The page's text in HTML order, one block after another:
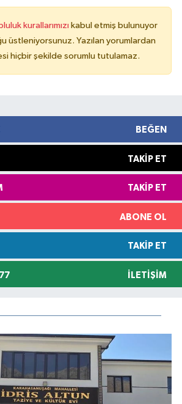
kurallarımızı kabul etmiş bulunuyor
üstleniyorsunuz. Yazılan yorumlardan
hiçbir şekilde sorumlu tutulamaz.
BEĞEN
TAKIP ET
TAKIP ET
ABONE OL
TAKIP ET
İLETIŞIM